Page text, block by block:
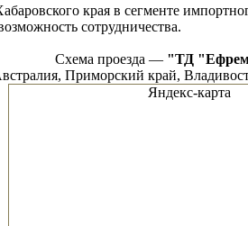
края в сегменте
сотрудничества.
Схема проезда — "ТД
Приморский край,
Яндекс-карта